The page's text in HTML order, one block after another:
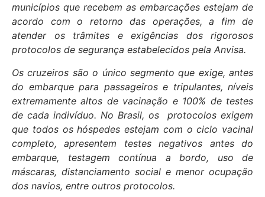
municípios que recebem as embarcações estejam de
acordo com o retorno das operações, a fim de
atender os trâmites e exigências dos rigorosos
protocolos de segurança estabelecidos pela Anvisa.
Os cruzeiros são o único segmento que exige, antes
do embarque para passageiros e tripulantes, níveis
extremamente altos de vacinação e 100% de testes
de cada indivíduo. No Brasil, os protocolos exigem
que todos os hóspedes estejam com o ciclo vacinal
completo, apresentem testes negativos antes do
embarque, testagem contínua a bordo, uso de
máscaras, distanciamento social e menor ocupação
dos navios, entre outros protocolos.